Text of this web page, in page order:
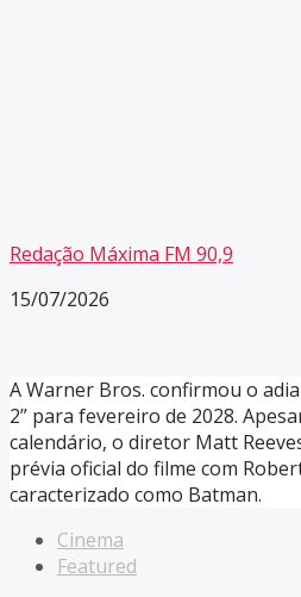
Redação Máxima FM 90,9
15/07/2026
A Warner Bros. confirmou o
2” para fevereiro de 2028.
calendário, o diretor Matt
prévia oficial do filme com
caracterizado como Batman.
Cinema
Featured